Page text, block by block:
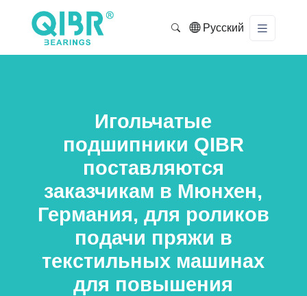
Русский
Игольчатые
подшипники QIBR
поставляются
заказчикам в Мюнхен,
Германия, для роликов
подачи пряжи в
текстильных машинах
для повышения